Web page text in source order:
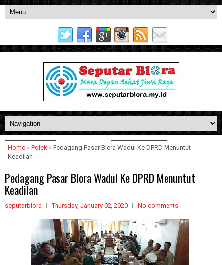
Home » Polek » Pedagang Pasar Blora Wadul Ke DPRD Menuntut
Keadilan
Pedagang Pasar Blora Wadul Ke DPRD Menuntut
Keadilan
seputarblora Thursday, January 02, 2020 No comments